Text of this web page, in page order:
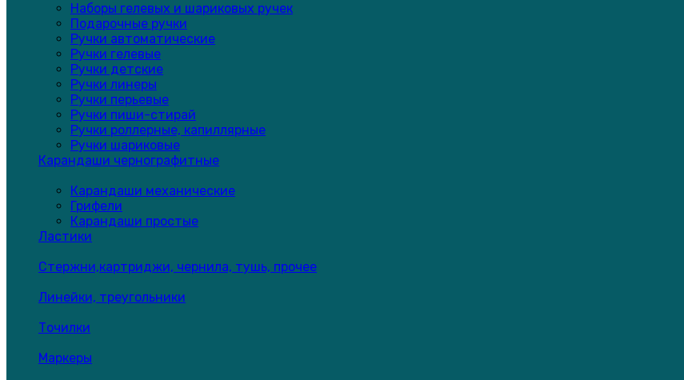
Наборы гелевых и шариковых ручек
Подарочные ручки
Ручки автоматические
Ручки гелевые
Ручки детские
Ручки линеры
Ручки перьевые
Ручки пиши-стирай
Ручки роллерные, капиллярные
Ручки шариковые
Карандаши чернографитные
Карандаши механические
Грифели
Карандаши простые
Ластики
Стержни,картриджи, чернила, тушь, прочее
Линейки, треугольники
Точилки
Маркеры